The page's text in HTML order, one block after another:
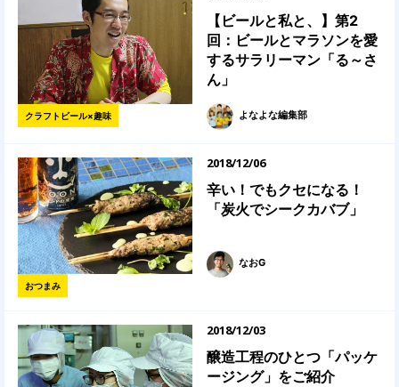
クラフトビール×趣味
【ビールと私と、】第2
回：ビールとマラソンを愛
するサラリーマン「る～さ
ん」
よなよな編集部
おつまみ
2018/12/06
辛い！でもクセになる！
「炭火でシークカバブ」
なおG
2018/12/03
醸造工程のひとつ「パッケ
ージング」をご紹介